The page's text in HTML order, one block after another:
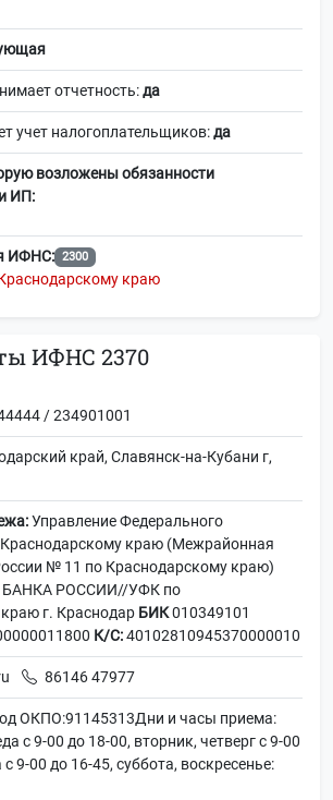
отчетность:да
учет налогоплательщиков:да
возложены обязанности
ИП:
ИФНС: 2300
краю
ИФНС 2370
/ 234901001
край, Славянск-на-Кубани г,
Управление Федерального
Краснодарскому краю (Межрайонная
№ 11 по Краснодарскому краю)
РОССИИ//УФК по
г. Краснодар БИК010349101
К/С:40102810945370000010
86146 47977
ОКПО:91145313Дни и часы приема:
с 9-00 до 18-00, вторник, четверг с 9-00
9-00 до 16-45, суббота, воскресенье: